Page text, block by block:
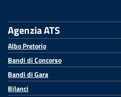
Agenzia ATS
Albo Pretorio
Bandi di Concorso
Bandi di Gara
Bilanci